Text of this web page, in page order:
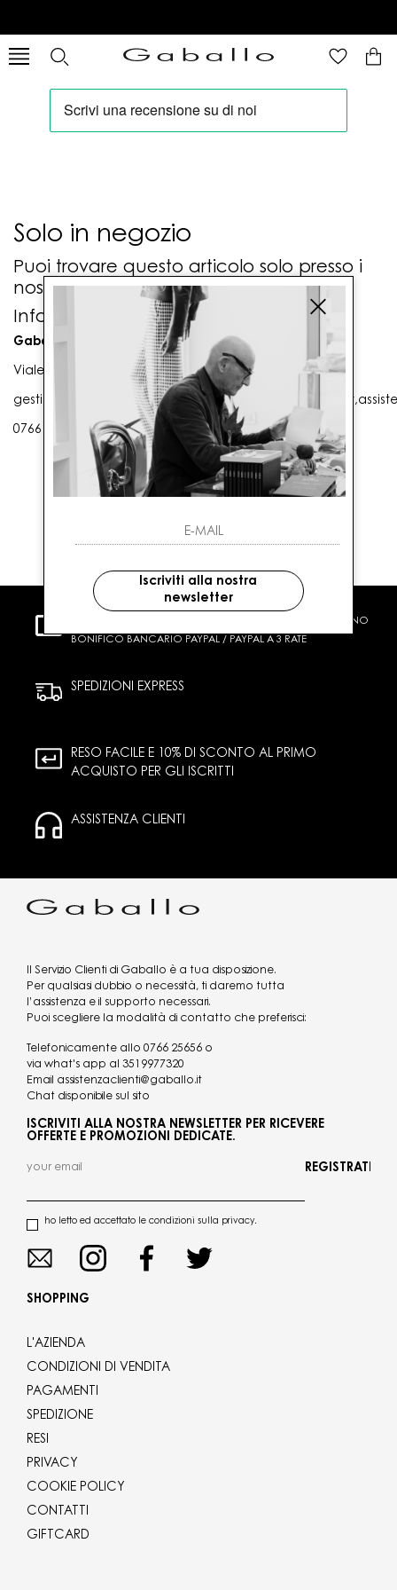
Solo in negozio
Puoi trovare questo articolo solo presso i
nostri punti vendita:
Info contatti
Gaballo Mario srl
Viale G. Matteotti n. 23 00053 Civitavecchia (RM)
0766 25656
CARTA DI CREDITO CONTRASSEGNO
BONIFICO BANCARIO PAYPAL / PAYPAL A 3 RATE
SPEDIZIONI EXPRESS
RESO FACILE E 10% DI SCONTO AL PRIMO
ACQUISTO PER GLI ISCRITTI
ASSISTENZA CLIENTI
Il Servizio Clienti di Gaballo è a tua disposizione.
Per qualsiasi dubbio o necessità, ti daremo tutta
l’assistenza e il supporto necessari.
Puoi scegliere la modalità di contatto che preferisci:
Telefonicamente allo 0766 25656 o
via what's app al 3519977320
Email assistenzaclienti@gaballo.it
Chat disponibile sul sito
ISCRIVITI ALLA NOSTRA NEWSLETTER PER RICEVERE
OFFERTE E PROMOZIONI DEDICATE.
ho letto ed accettato le condizioni sulla privacy.
REGISTRATI
SHOPPING
L'AZIENDA
CONDIZIONI DI VENDITA
PAGAMENTI
SPEDIZIONE
RESI
PRIVACY
COOKIE POLICY
CONTATTI
GIFTCARD
Iscriviti alla nostra
newsletter